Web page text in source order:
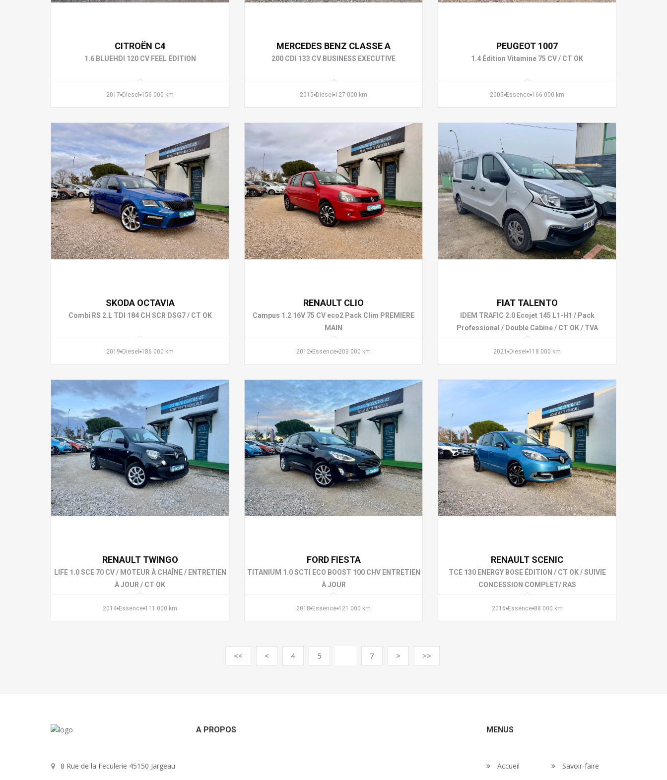
CITROËN C4
1.6 BLUEHDI 120 CV FEEL ÉDITION
2017 Diesel 156 000 km
MERCEDES BENZ CLASSE A
200 CDI 133 CV BUSINESS EXECUTIVE
2015 Diesel 127 000 km
PEUGEOT 1007
1.4 Édition Vitamine 75 CV / CT OK
2005 Essence 166 000 km
SKODA OCTAVIA
Combi RS 2.L TDI 184 CH SCR DSG7 / CT OK
2019 Diesel 186 000 km
RENAULT CLIO
Campus 1.2 16V 75 CV eco2 Pack Clim PREMIERE
MAIN
2012 Essence 203 000 km
FIAT TALENTO
IDEM TRAFIC 2.0 Ecojet 145 L1-H1 / Pack
Professional / Double Cabine / CT OK / TVA
2021 Diesel 118 000 km
RENAULT TWINGO
LIFE 1.0 SCE 70 CV / MOTEUR À CHAÎNE / ENTRETIEN
À JOUR / CT OK
2014 Essence 111 000 km
FORD FIESTA
TITANIUM 1.0 SCTI ECO BOOST 100 CHV ENTRETIEN
À JOUR
2018 Essence 121 000 km
RENAULT SCENIC
TCE 130 ENERGY BOSE ÉDITION / CT OK / SUIVIE
CONCESSION COMPLET/ RAS
2016 Essence 88 000 km
<< < 4 5 7 > >>
8 Rue de la Feculerie 45150 Jargeau
A PROPOS MENUS
Accueil Savoir-faire